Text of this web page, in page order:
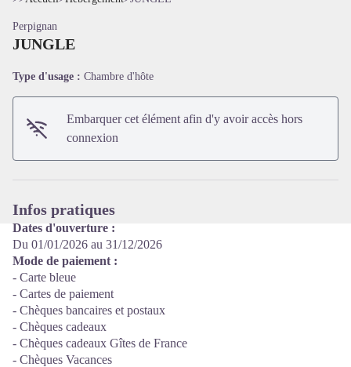
Voir l'image en plein écran
Perpignan
JUNGLE
Type d'usage : Chambre d'hôte
Embarquer cet élément afin d'y avoir accès hors
connexion
Infos pratiques
Dates d'ouverture :
Du 01/01/2026 au 31/12/2026
Mode de paiement :
- Carte bleue
- Cartes de paiement
- Chèques bancaires et postaux
- Chèques cadeaux
- Chèques cadeaux Gîtes de France
- Chèques Vacances